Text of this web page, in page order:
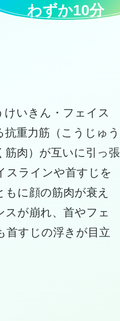
わずか10分
いきん・フェイス
重力筋（こうじゅう
筋肉）が互いに引っ張
スラインや首すじを
に顔の筋肉が衰え
が崩れ、首やフェ
首すじの浮きが目立